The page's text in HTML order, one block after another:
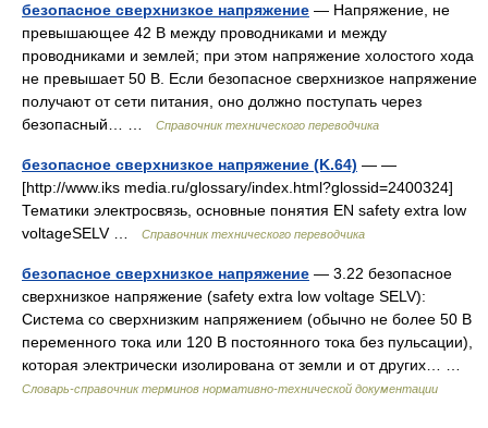
безопасное сверхнизкое напряжение — Напряжение, не
превышающее 42 В между проводниками и между
проводниками и землей; при этом напряжение холостого хода
не превышает 50 В. Если безопасное сверхнизкое напряжение
получают от сети питания, оно должно поступать через
безопасный… …
Справочник технического переводчика
безопасное сверхнизкое напряжение (K.64) — —
[http://www.iks media.ru/glossary/index.html?glossid=2400324]
Тематики электросвязь, основные понятия EN safety extra low
voltageSELV …
Справочник технического переводчика
безопасное сверхнизкое напряжение — 3.22 безопасное
сверхнизкое напряжение (safety extra low voltage SELV):
Система со сверхнизким напряжением (обычно не более 50 В
переменного тока или 120 В постоянного тока без пульсации),
которая электрически изолирована от земли и от других… …
Словарь-справочник терминов нормативно-технической документации